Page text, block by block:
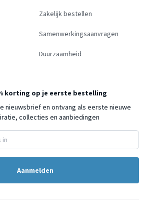
Zakelijk bestellen
Samenwerkingsaanvragen
Duurzaamheid
korting op je eerste bestelling
nieuwsbrief en ontvang als eerste nieuwe
collecties en aanbiedingen
Aanmelden